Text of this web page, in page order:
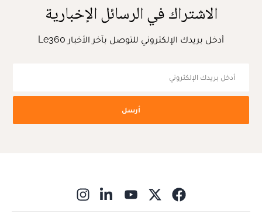
الاشتراك في الرسائل الإخبارية
أدخل بريدك الإلكتروني للتوصل بآخر الأخبار Le360
أرسل